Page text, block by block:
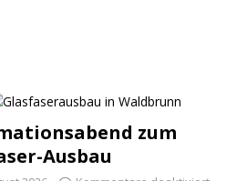
zum
Ausbau